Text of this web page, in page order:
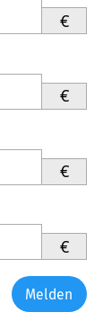
€
€
€
€
Melden